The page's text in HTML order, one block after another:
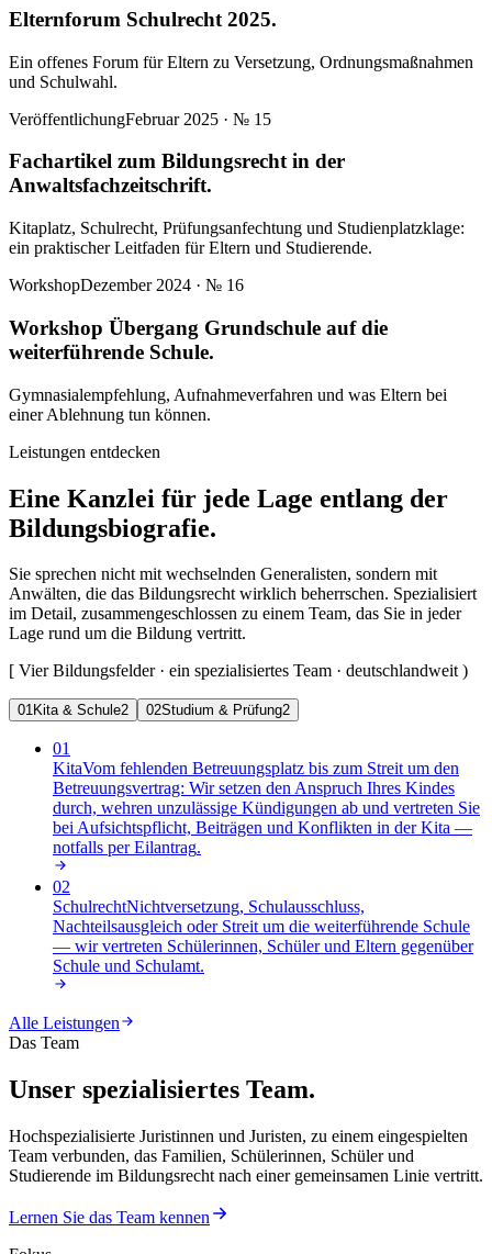
Elternforum Schulrecht 2025.
Ein offenes Forum für Eltern zu Versetzung, Ordnungsmaßnahmen
und Schulwahl.
VeröffentlichungFebruar 2025 · № 15
Fachartikel zum Bildungsrecht in der
Anwaltsfachzeitschrift.
Kitaplatz, Schulrecht, Prüfungsanfechtung und Studienplatzklage:
ein praktischer Leitfaden für Eltern und Studierende.
WorkshopDezember 2024 · № 16
Workshop Übergang Grundschule auf die
weiterführende Schule.
Gymnasialempfehlung, Aufnahmeverfahren und was Eltern bei
einer Ablehnung tun können.
Leistungen entdecken
Eine Kanzlei für jede Lage entlang der
Bildungsbiografie.
Sie sprechen nicht mit wechselnden Generalisten, sondern mit
Anwälten, die das Bildungsrecht wirklich beherrschen. Spezialisiert
im Detail, zusammengeschlossen zu einem Team, das Sie in jeder
Lage rund um die Bildung vertritt.
[ Vier Bildungsfelder · ein spezialisiertes Team · deutschlandweit)
01Kita & Schule2 02Studium & Prüfung2
01
KitaVom fehlenden Betreuungsplatz bis zum Streit um den
Betreuungsvertrag: Wir setzen den Anspruch Ihres Kindes
durch, wehren unzulässige Kündigungen ab und vertreten Sie
bei Aufsichtspflicht, Beiträgen und Konflikten in der Kita —
notfalls per Eilantrag.
02
SchulrechtNichtversetzung, Schulausschluss,
Nachteilsausgleich oder Streit um die weiterführende Schule
— wir vertreten Schülerinnen, Schüler und Eltern gegenüber
Schule und Schulamt.
Alle Leistungen
Das Team
Unser spezialisiertes Team.
Hochspezialisierte Juristinnen und Juristen, zu einem eingespielten
Team verbunden, das Familien, Schülerinnen, Schüler und
Studierende im Bildungsrecht nach einer gemeinsamen Linie vertritt.
Lernen Sie das Team kennen